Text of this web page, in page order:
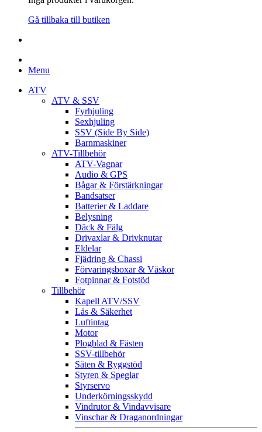
Gå tillbaka till butiken
Menu
ATV
ATV & SSV
Fyrhjuling
Sexhjuling
SSV (Side By Side)
Barnmaskiner
ATV-Tillbehör
ATV-Vagnar
Audio & GPS
Bågar & Förstärkningar
Bandsatser
Batterier & Laddare
Belysning
Däck & Fälg
Drivaxlar & Drivknutar
Eldelar
Fjädring & Chassi
Förvaringsboxar & Väskor
Fotpinnar & Fotstöd
Tillbehör
Kapell ATV/SSV
Lås & Säkerhet
Luftintag
Motor
Plogblad & Fästen
SSV-tillbehör
Säten & Ryggstöd
Styren & Speglar
Styrservo
Underkörningsskydd
Vindrutor & Vindavvisare
Vinschar & Draganordningar